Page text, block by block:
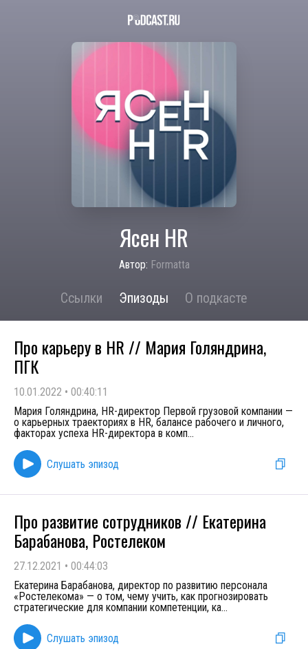
Ясен HR
Автор: Formatta
Ссылки Эпизоды О подкасте
Про карьеру в HR // Мария Голяндрина,
ПГК
10.01.2022 • 00:40:11
Мария Голяндрина, HR-директор Первой грузовой компании —
о карьерных траекториях в HR, балансе рабочего и личного,
факторах успеха HR-директора в комп...
Слушать эпизод
Про развитие сотрудников // Екатерина
Барабанова, Ростелеком
27.12.2021 • 00:44:03
Екатерина Барабанова, директор по развитию персонала
«Ростелекома» — о том, чему учить, как прогнозировать
стратегические для компании компетенции, ка...
Слушать эпизод